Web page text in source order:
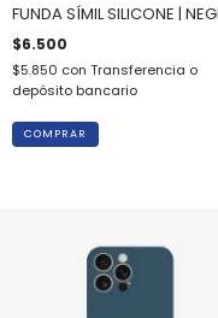
FUNDA SÍMIL SILICONE |
$6.500
$5.850 con Transferencia o
depósito bancario
COMPRAR